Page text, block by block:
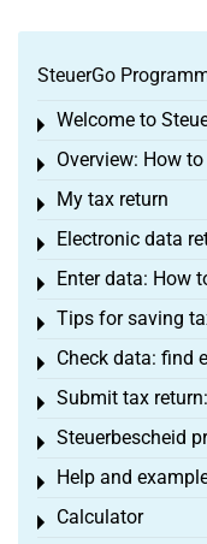
SteuerGo
Welcome to
Toggle menu
Overview: How
Toggle menu
My tax return
Toggle menu
Electronic data
Toggle menu
Enter data: How
Toggle menu
Tips for saving
Toggle menu
Check data: find
Toggle menu
Submit tax
Toggle menu
Steuerbescheid
Toggle menu
Help and
Toggle menu
Calculator
Toggle menu